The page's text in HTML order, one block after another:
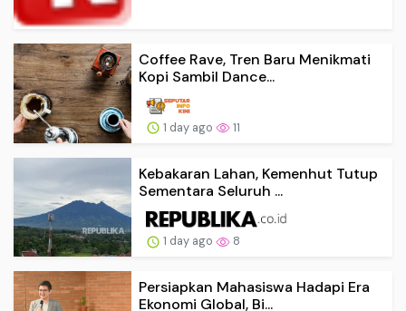
Coffee Rave, Tren Baru Menikmati
Kopi Sambil Dance...
1 day ago 11
Kebakaran Lahan, Kemenhut Tutup
Sementara Seluruh ...
1 day ago 8
Persiapkan Mahasiswa Hadapi Era
Ekonomi Global, Bi...